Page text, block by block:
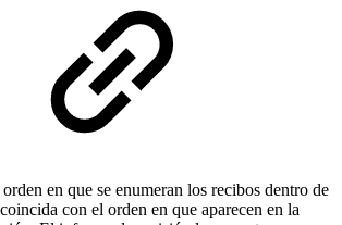
en que se enumeran los recibos dentro de
con el orden en que aparecen en la